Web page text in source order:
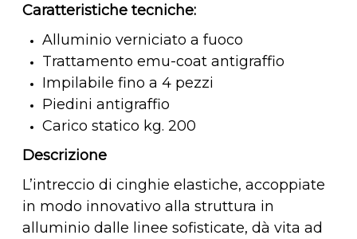
Caratteristiche tecniche:
Alluminio verniciato a fuoco
Trattamento emu-coat antigraffio
Impilabile fino a 4 pezzi
Piedini antigraffio
Carico statico kg. 200
Descrizione
L’intreccio di cinghie elastiche, accoppiate
in modo innovativo alla struttura in
alluminio dalle linee sofisticate, dà vita ad